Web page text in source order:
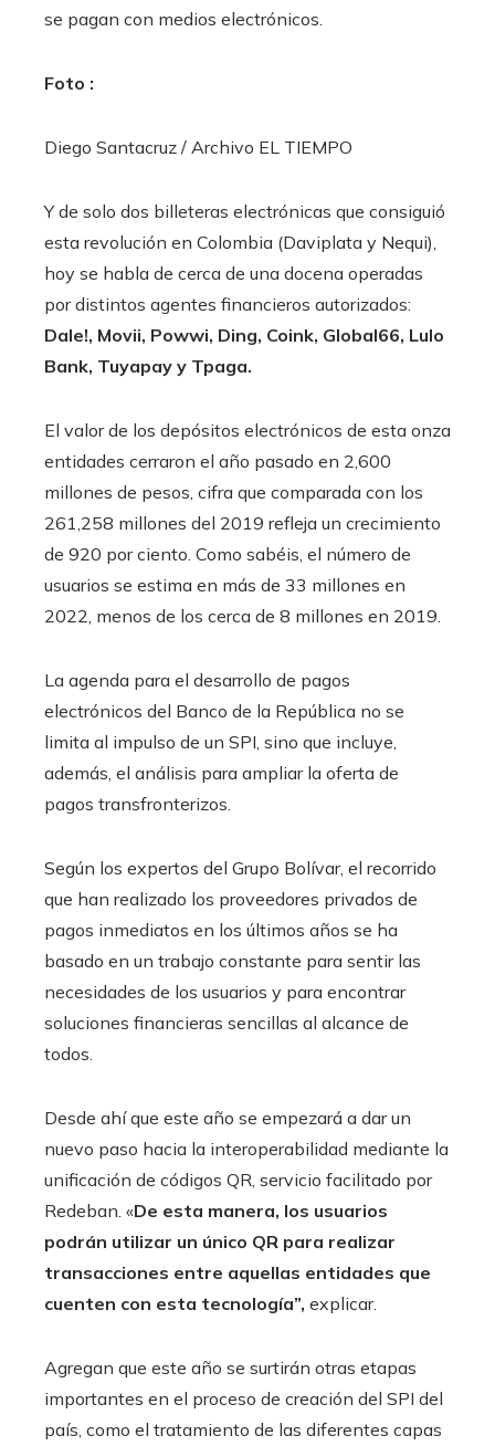
se pagan con medios electrónicos.
Foto :
Diego Santacruz / Archivo EL TIEMPO
Y de solo dos billeteras electrónicas que consiguió
esta revolución en Colombia (Daviplata y Nequi),
hoy se habla de cerca de una docena operadas
por distintos agentes financieros autorizados:
Dale!, Movii, Powwi, Ding, Coink, Global66, Lulo
Bank, Tuyapay y Tpaga.
El valor de los depósitos electrónicos de esta onza
entidades cerraron el año pasado en 2,600
millones de pesos, cifra que comparada con los
261,258 millones del 2019 refleja un crecimiento
de 920 por ciento. Como sabéis, el número de
usuarios se estima en más de 33 millones en
2022, menos de los cerca de 8 millones en 2019.
La agenda para el desarrollo de pagos
electrónicos del Banco de la República no se
limita al impulso de un SPI, sino que incluye,
además, el análisis para ampliar la oferta de
pagos transfronterizos.
Según los expertos del Grupo Bolívar, el recorrido
que han realizado los proveedores privados de
pagos inmediatos en los últimos años se ha
basado en un trabajo constante para sentir las
necesidades de los usuarios y para encontrar
soluciones financieras sencillas al alcance de
todos.
Desde ahí que este año se empezará a dar un
nuevo paso hacia la interoperabilidad mediante la
unificación de códigos QR, servicio facilitado por
Redeban. «De esta manera, los usuarios
podrán utilizar un único QR para realizar
transacciones entre aquellas entidades que
cuenten con esta tecnología”, explicar.
Agregan que este año se surtirán otras etapas
importantes en el proceso de creación del SPI del
país, como el tratamiento de las diferentes capas